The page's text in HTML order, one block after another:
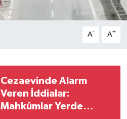
A- A+
Cezaevinde Alarm
Veren İddialar:
Mahkûmlar Yerde